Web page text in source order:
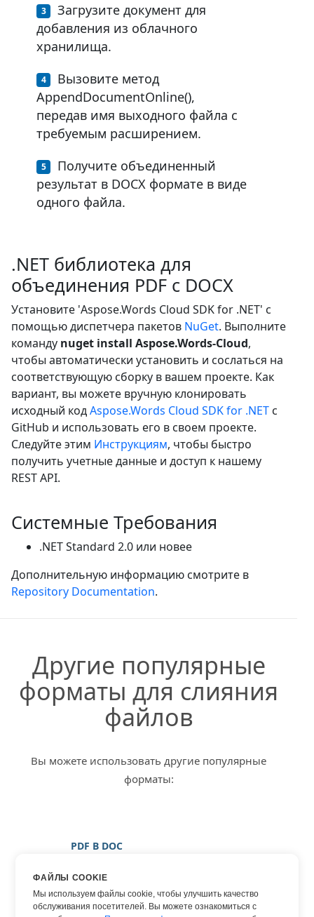
Загрузите документ для
добавления из облачного
хранилища.
Вызовите метод
AppendDocumentOnline(),
передав имя выходного файла с
требуемым расширением.
Получите объединенный
результат в DOCX формате в виде
одного файла.
.NET библиотека для
объединения PDF с DOCX
Установите 'Aspose.Words Cloud SDK for .NET' с
помощью диспетчера пакетов NuGet. Выполните
команду nuget install Aspose.Words-Cloud,
чтобы автоматически установить и сослаться на
соответствующую сборку в вашем проекте. Как
вариант, вы можете вручную клонировать
исходный кодAspose.Words Cloud SDK for .NET с
GitHub и использовать его в своем проекте.
Следуйте этим Инструкциям, чтобы быстро
получить учетные данные и доступ к нашему
REST API.
Системные Требования
.NET Standard 2.0 или новее
Дополнительную информацию смотрите в
Repository Documentation.
Другие популярные
форматы для слияния
файлов
Вы можете использовать другие популярные
форматы:
PDF В DOC
PDF В JPG
PDF В PNG
ФАЙЛЫ COOKIE
Мы используем файлы cookie, чтобы улучшить качество
обслуживания посетителей. Вы можете ознакомиться с